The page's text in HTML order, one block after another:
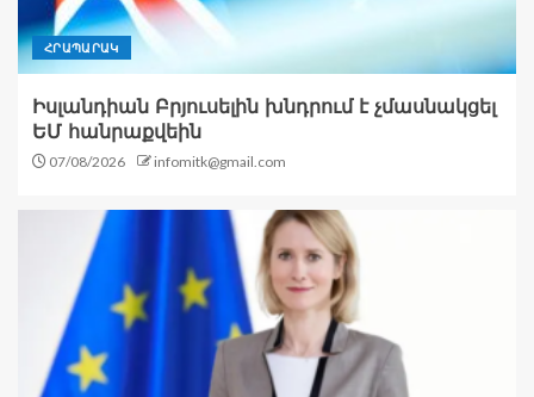
ՀՐԱՊԱՐԱԿ
Իսլանդիան Բրյուսելին խնդրում է չմասնակցել
ԵՄ հանրաքվեին
07/08/2026 infomitk@gmail.com